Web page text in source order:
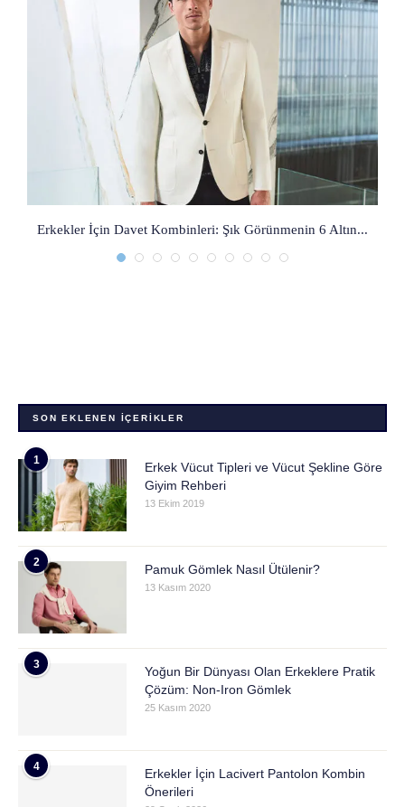
Erkekler İçin Davet Kombinleri: Şık Görünmenin 6 Altın...
SON EKLENEN İÇERIKLER
1
Erkek Vücut Tipleri ve Vücut Şekline Göre
Giyim Rehberi
13 Ekim 2019
2
Pamuk Gömlek Nasıl Ütülenir?
13 Kasım 2020
3
Yoğun Bir Dünyası Olan Erkeklere Pratik
Çözüm: Non-Iron Gömlek
25 Kasım 2020
4
Erkekler İçin Lacivert Pantolon Kombin
Önerileri